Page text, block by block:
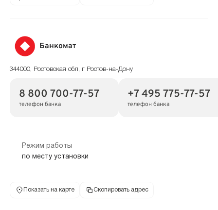
Банкомат
344000, Ростовская обл, г Ростов-на-Дону
8 800 700-77-57
телефон банка
+7 495 775-77-57
телефон банка
Режим работы
по месту установки
Показать на карте Скопировать адрес